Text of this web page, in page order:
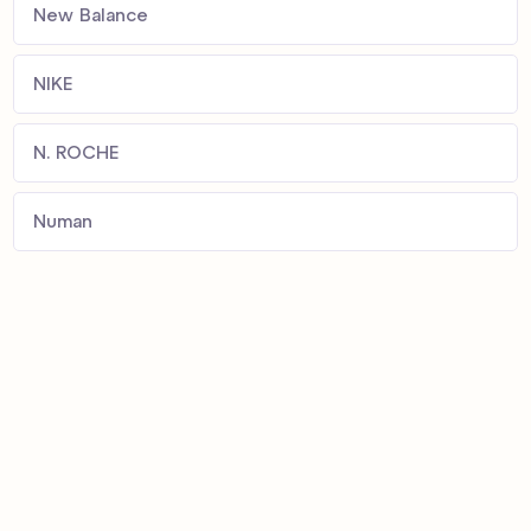
New Balance
NIKE
N. ROCHE
Numan